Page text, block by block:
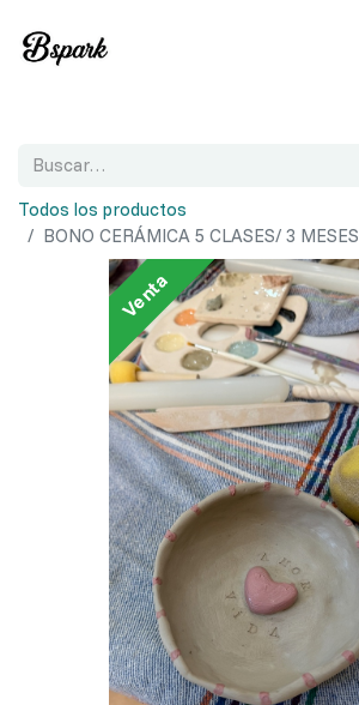
Todos los productos
BONO CERÁMICA 5 CLASES/ 3 MESES
Venta